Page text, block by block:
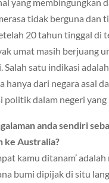
tidak berguna dan
20 tahun tinggal di
umat masih berjuang
Salah satu indikasi
hanya dari negara asal
politik dalam negeri yang
anda sendiri
ke Australia?
kamu ditanam’
bumi dipijak di situ